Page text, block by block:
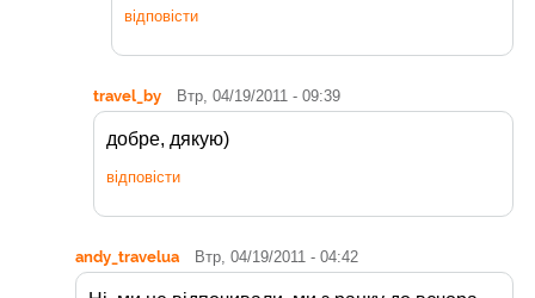
відповісти
travel_by Втр, 04/19/2011 - 09:39
добре, дякую)
відповісти
andy_travelua Втр, 04/19/2011 - 04:42